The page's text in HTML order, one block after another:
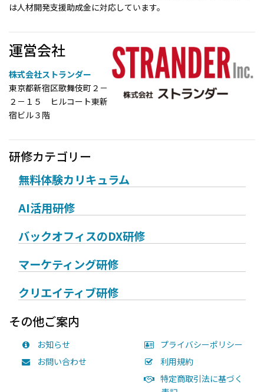
は人材開発支援助成金に対応しています。
運営会社
株式会社ストランダー
東京都新宿区歌舞伎町２－
２－１５ ヒルコート東新
宿ビル３階
研修カテゴリー
無料体験カリキュラム
AI活用研修
バックオフィスのDX研修
マーケティング研修
クリエイティブ研修
その他ご案内
お知らせ
お問い合わせ
プライバシーポリシー
利用規約
特定商取引法に基づく